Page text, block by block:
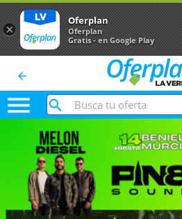
arrow_back

×
Oferplan
Oferplan
Gratis - en Google Play